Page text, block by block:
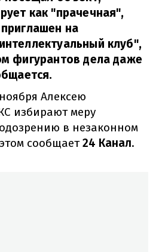
как "прачечная",
на
клуб",
фигурантов дела даже
Алексею
избирают меру
в незаконном
сообщает24 Канал.